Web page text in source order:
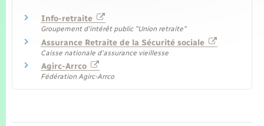
Info-retraite
Groupement d'intérêt public "Union retraite"
Assurance Retraite de la Sécurité sociale
Caisse nationale d'assurance vieillesse
Agirc-Arrco
Fédération Agirc-Arrco